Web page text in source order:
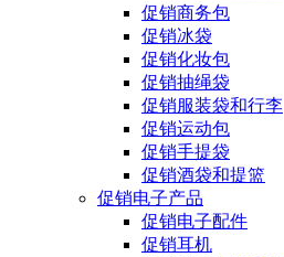
促销商务包
促销冰袋
促销化妆包
促销抽绳袋
促销服装袋和行李
促销运动包
促销手提袋
促销酒袋和提篮
促销电子产品
促销电子配件
促销耳机